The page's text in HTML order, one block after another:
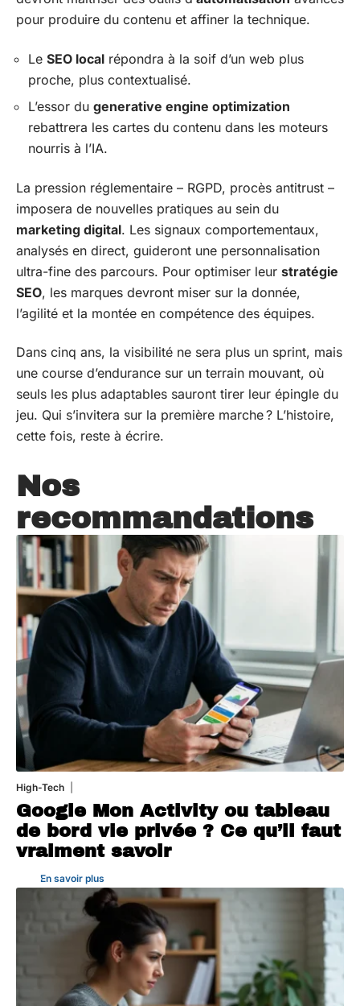
pour produire du contenu et affiner la technique.
Le SEO local répondra à la soif d’un web plus
proche, plus contextualisé.
L’essor du generative engine optimization
rebattrera les cartes du contenu dans les moteurs
nourris à l’IA.
La pression réglementaire – RGPD, procès antitrust –
imposera de nouvelles pratiques au sein du
marketing digital. Les signaux comportementaux,
analysés en direct, guideront une personnalisation
ultra-fine des parcours. Pour optimiser leur stratégie
SEO, les marques devront miser sur la donnée,
l’agilité et la montée en compétence des équipes.
Dans cinq ans, la visibilité ne sera plus un sprint, mais
une course d’endurance sur un terrain mouvant, où
seuls les plus adaptables sauront tirer leur épingle du
jeu. Qui s’invitera sur la première marche ? L’histoire,
cette fois, reste à écrire.
Nos
recommandations
High-Tech
Google Mon Activity ou tableau
de bord vie privée ? Ce qu’il faut
vraiment savoir
En savoir plus